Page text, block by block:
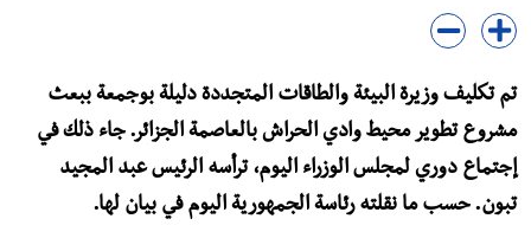
تم تكليف وزيرة البيئة والطاقات المتجددة دليلة بوجمعة ببعث
مشروع تطوير محيط وادي الحراش بالعاصمة الجزائر. جاء ذلك في
إجتماع دوري لمجلس الوزراء اليوم، ترأسه الرئيس عبد المجيد
تبون. حسب ما نقلته رئاسة الجمهورية اليوم في بيان لها.